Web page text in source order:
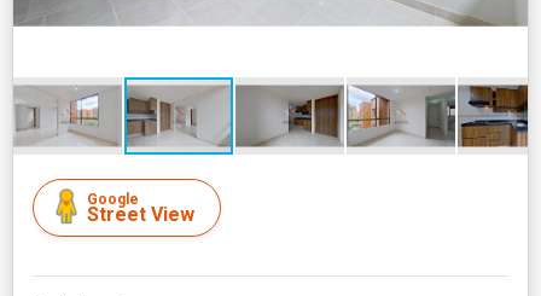
Google
Street View